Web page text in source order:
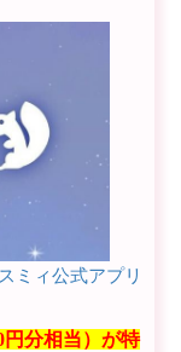
ミィ公式アプリ
円分相当）が特